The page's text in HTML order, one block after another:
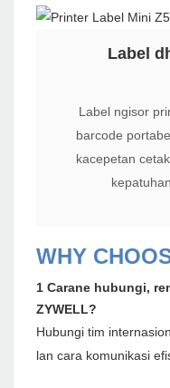
Label
Label ngisor
barcode
kacepetan
WHY
1 Carane hubungi,
ZYWELL?
Hubungi tim
lan cara komunikasi